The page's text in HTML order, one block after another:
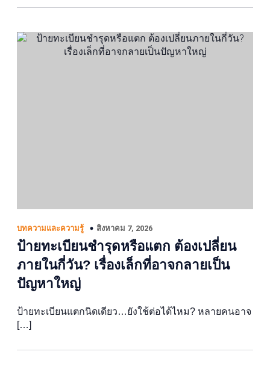
บทความและความรู้ สิงหาคม 7, 2026
ป้ายทะเบียนชำรุดหรือแตก ต้องเปลี่ยน
ภายในกี่วัน? เรื่องเล็กที่อาจกลายเป็น
ปัญหาใหญ่
ป้ายทะเบียนแตกนิดเดียว…ยังใช้ต่อได้ไหม? หลายคนอาจ
[…]